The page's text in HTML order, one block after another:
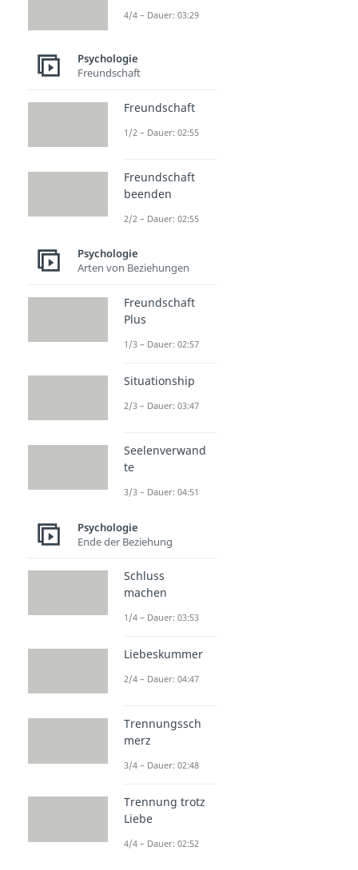
4/4 – Dauer: 03:29
Psychologie
Freundschaft
Freundschaft
1/2 – Dauer: 02:55
Freundschaft
beenden
2/2 – Dauer: 02:55
Psychologie
Arten von Beziehungen
Freundschaft
Plus
1/3 – Dauer: 02:57
Situationship
2/3 – Dauer: 03:47
Seelenverwand
te
3/3 – Dauer: 04:51
Psychologie
Ende der Beziehung
Schluss
machen
1/4 – Dauer: 03:53
Liebeskummer
2/4 – Dauer: 04:47
Trennungssch
merz
3/4 – Dauer: 02:48
Trennung trotz
Liebe
4/4 – Dauer: 02:52